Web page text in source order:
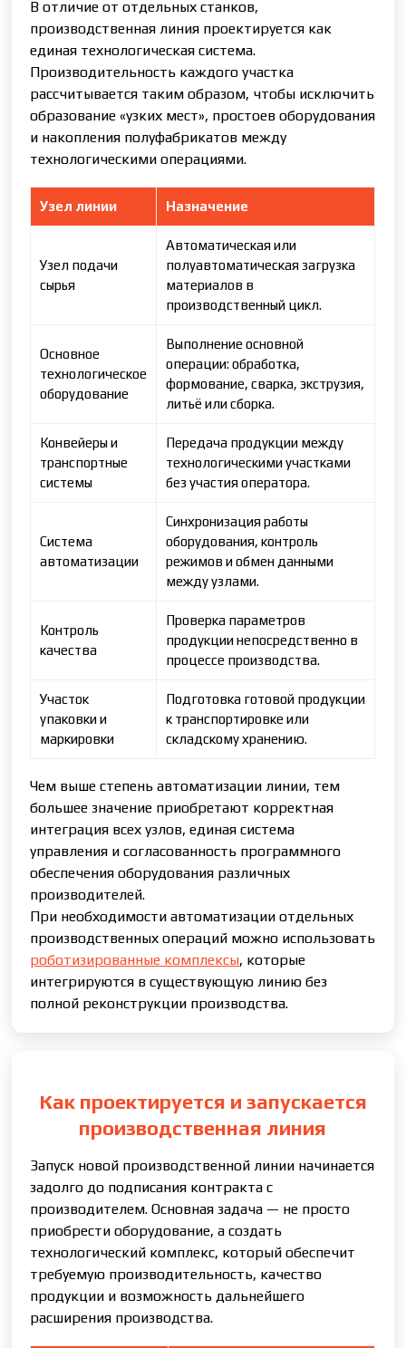
В отличие от отдельных станков,
производственная линия проектируется как
единая технологическая система.
Производительность каждого участка
рассчитывается таким образом, чтобы исключить
образование «узких мест», простоев оборудования
и накопления полуфабрикатов между
технологическими операциями.
Узел линии Назначение
Узел подачи
сырья
Автоматическая или
полуавтоматическая загрузка
материалов в
производственный цикл.
Основное
технологическое
оборудование
Выполнение основной
операции: обработка,
формование, сварка, экструзия,
литьё или сборка.
Конвейеры и
транспортные
системы
Передача продукции между
технологическими участками
без участия оператора.
Система
автоматизации
Синхронизация работы
оборудования, контроль
режимов и обмен данными
между узлами.
Контроль
качества
Проверка параметров
продукции непосредственно в
процессе производства.
Участок
упаковки и
маркировки
Подготовка готовой продукции
к транспортировке или
складскому хранению.
Чем выше степень автоматизации линии, тем
большее значение приобретают корректная
интеграция всех узлов, единая система
управления и согласованность программного
обеспечения оборудования различных
производителей.
При необходимости автоматизации отдельных
производственных операций можно использовать
роботизированные комплексы, которые
интегрируются в существующую линию без
полной реконструкции производства.
Как проектируется и запускается
производственная линия
Запуск новой производственной линии начинается
задолго до подписания контракта с
производителем. Основная задача — не просто
приобрести оборудование, а создать
технологический комплекс, который обеспечит
требуемую производительность, качество
продукции и возможность дальнейшего
расширения производства.